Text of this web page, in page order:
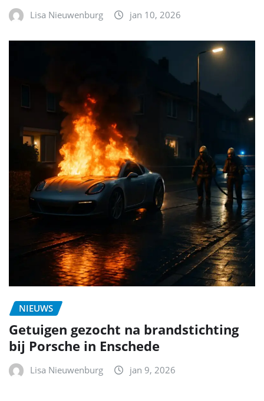
Lisa Nieuwenburg jan 10, 2026
NIEUWS
Getuigen gezocht na brandstichting
bij Porsche in Enschede
Lisa Nieuwenburg jan 9, 2026